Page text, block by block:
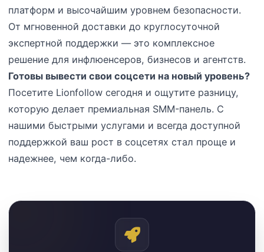
платформ и высочайшим уровнем безопасности.
От мгновенной доставки до круглосуточной
экспертной поддержки — это комплексное
решение для инфлюенсеров, бизнесов и агентств.
Готовы вывести свои соцсети на новый уровень?
Посетите Lionfollow сегодня и ощутите разницу,
которую делает премиальная SMM-панель. С
нашими быстрыми услугами и всегда доступной
поддержкой ваш рост в соцсетях стал проще и
надежнее, чем когда-либо.